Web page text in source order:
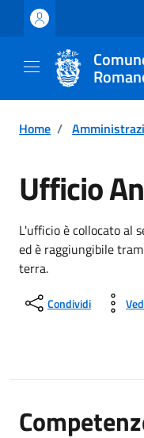
Vai ai contenuti
Vai al footer
Home /
Ufficio
L'ufficio è collocato al
ed è raggiungibile
terra.
Condividi